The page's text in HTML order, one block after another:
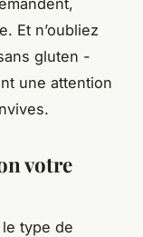
Et n’oubliez
gluten -
une attention
votre
type de